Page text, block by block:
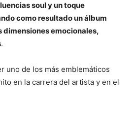
soul y un toque
como resultado un álbum
dimensiones emocionales,
.
uno de los más emblemáticos
en la carrera del artista y en el